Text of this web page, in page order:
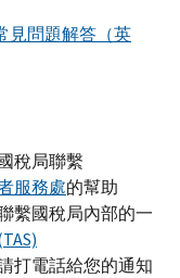
見問題解答（英
稅局聯繫
服務處的幫助
繫國稅局內部的一
打電話給您的通知